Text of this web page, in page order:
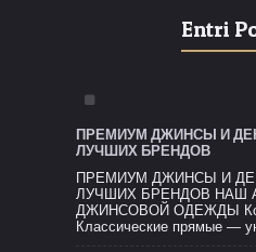
Entri
ПРЕМИУМ ДЖИНСЫ И
ЛУЧШИХ БРЕНДОВ
ПРЕМИУМ ДЖИНСЫ И
ЛУЧШИХ БРЕНДОВ НАШ
ДЖИНСОВОЙ ОДЕЖДЫ
Классические прямые —